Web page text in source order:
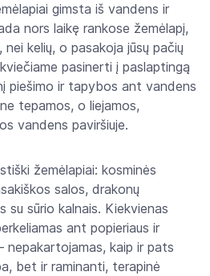
gimsta iš vandens ir
nors laikę rankose žemėlapį,
kelių, o pasakoja jūsų pačių
pasinerti į paslaptingą
piešimo ir tapybos ant vandens
tepamos, o liejamos,
vandens paviršiuje.
žemėlapiai: kosminės
salos, drakonų
su sūrio kalnais. Kiekvienas
ant popieriaus ir
nepakartojamas, kaip ir pats
bet ir raminanti, terapinė